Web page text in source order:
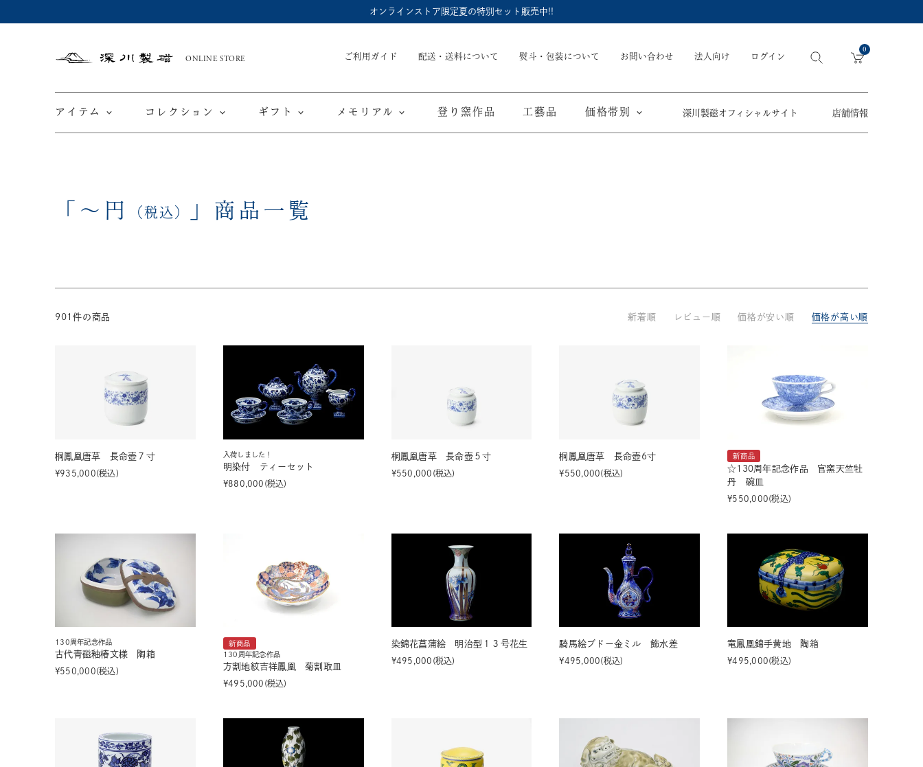
オンラインストア限定夏の特別セット販売中!!
深
ONLINE STORE ご利用ガイド 配送・送料について 熨斗・包装について お問い合わせ 法人向け ログイン
0
アイテム
皿
蓋物 花器／インテリア
コレクション
てとて
染付 シンプル 動物モチーフ
ギフト メモリアル 登り窯作品 工藝品 価格帯別
33,001円～55,000円(税込)
深川製磁オフィシャルサイト 店舗情報
～ 円 （税込） 」 商品一覧
901件の商品 新着順 レビュー順 価格が安い順 価格が高い順
桐鳳凰唐草 長命壺７寸
¥935,000 税込
入荷しました！
明染付 ティーセット
¥880,000 税込
桐鳳凰唐草 長命壺５寸
¥550,000 税込
桐鳳凰唐草 長命壺6寸
¥550,000 税込
新商品
☆130周年記念作品 官窯天竺牡
丹 碗皿
¥550,000 税込
130周年記念作品
古代青磁釉椿文様 陶箱
¥550,000 税込
新商品
130周年記念作品
方割地紋吉祥鳳凰 菊割取皿
¥495,000 税込
染錦花菖蒲絵 明治型１３号花生
¥495,000 税込
騎馬絵ブドー金ミル 飾水差
¥495,000 税込
竜鳳凰錦手黄地 陶箱
¥495,000 税込